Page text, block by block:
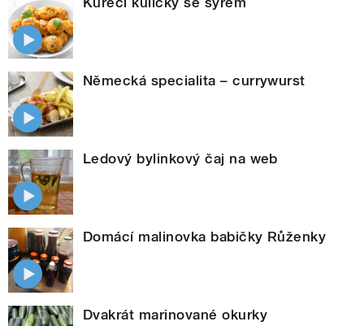
Německá specialita – currywurst
Ledový bylinkový čaj na web
Domácí malinovka babičky Růženky
Dvakrát marinované okurky